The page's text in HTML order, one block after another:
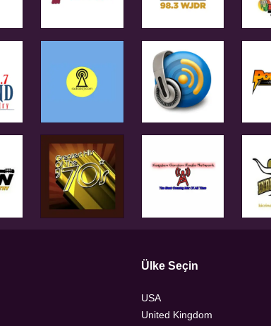
Ülke Seçin
USA
United Kingdom